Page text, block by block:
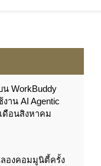
น WorkBuddy
าน AI Agentic
ดือนสิงหาคม
องคอมมูนิตี้ครั้ง